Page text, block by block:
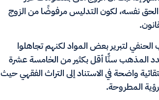
نفسه، لكون التدليس مرفوضًا من الزوج
لتبرير بعض المواد لكنهم تجاهلوا
المذهب سنًّا أقل بكثير من الخامسة عشرة
واضحة في الاستناد إلى التراث الفقهي حيث
المطروحة.